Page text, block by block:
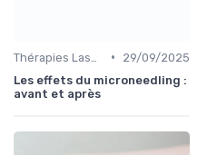
•
29/09/2025
Les effets du microneedling :
avant et après